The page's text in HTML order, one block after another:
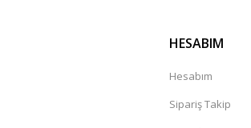
HESABIM
Hesabım
Sipariş Takip